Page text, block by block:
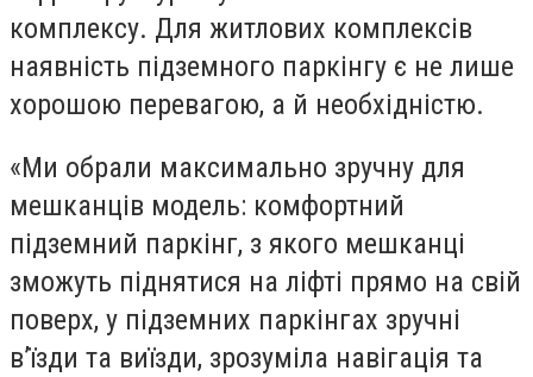
комплексу. Для житлових комплексів
наявність підземного паркінгу є не лише
хорошою перевагою, а й необхідністю.
«Ми обрали максимально зручну для
мешканців модель: комфортний
підземний паркінг, з якого мешканці
зможуть піднятися на ліфті прямо на свій
поверх, у підземних паркінгах зручні
в’їзди та виїзди, зрозуміла навігація та